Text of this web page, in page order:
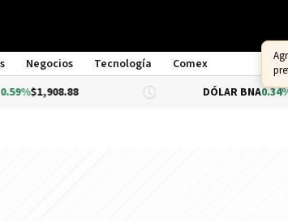
Negocios Tecnología
Comex
DÓLAR BNA 0.34%$1,520.00